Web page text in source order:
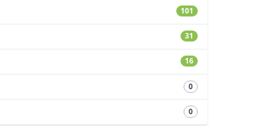
101
31
16
0
0